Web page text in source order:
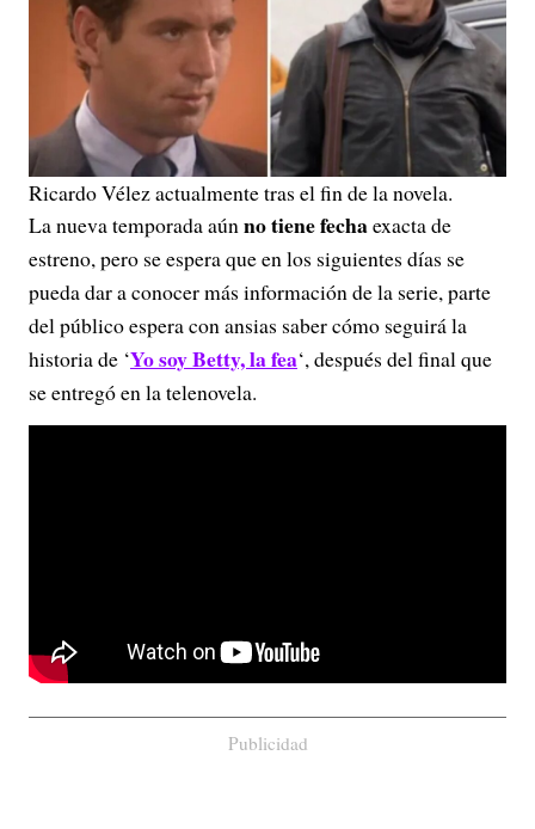
Ricardo Vélez actualmente tras el fin de la novela.
La nueva temporada aún no tiene fechaexacta de
estreno, pero se espera que en los siguientes días se
pueda dar a conocer más información de la serie, parte
del público espera con ansias saber cómo seguirá la
historia de ‘Yo soy Betty, la fea‘, después del final que
se entregó en la telenovela.
Publicidad